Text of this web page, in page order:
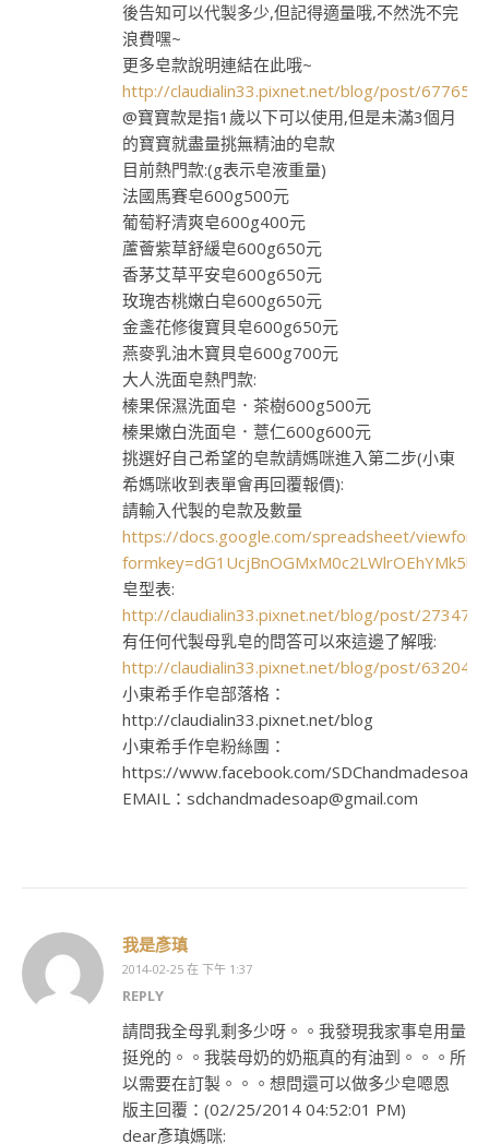
後告知可以代製多少,但記得適量哦,不然洗不完
浪費嘿~
更多皂款說明連結在此哦~
http://claudialin33.pixnet.net/blog/post/6776575
@寶寶款是指1歲以下可以使用,但是未滿3個月
的寶寶就盡量挑無精油的皂款
目前熱門款:(g表示皂液重量)
法國馬賽皂600g500元
葡萄籽清爽皂600g400元
蘆薈紫草舒緩皂600g650元
香茅艾草平安皂600g650元
玫瑰杏桃嫩白皂600g650元
金盞花修復寶貝皂600g650元
燕麥乳油木寶貝皂600g700元
大人洗面皂熱門款:
榛果保濕洗面皂．茶樹600g500元
榛果嫩白洗面皂．薏仁600g600元
挑選好自己希望的皂款請媽咪進入第二步(小東
希媽咪收到表單會再回覆報價):
請輸入代製的皂款及數量
https://docs.google.com/spreadsheet/
皂型表:
http://claudialin33.pixnet.net/blog/post/
有任何代製母乳皂的問答可以來這邊了解哦:
http://claudialin33.pixnet.net/blog/post/6320446
小東希手作皂部落格：
http://claudialin33.pixnet.net/blog
小東希手作皂粉絲團：
https://www.facebook.com/SDChandmadesoap
EMAIL：sdchandmadesoap@gmail.com
我是彥瑱
2014-02-25 在 下午 1:37
REPLY
請問我全母乳剩多少呀。。我發現我家事皂用量
挺兇的。。我裝母奶的奶瓶真的有油到。。。所
以需要在訂製。。。想問還可以做多少皂嗯恩
版主回覆：(02/25/2014 04:52:01 PM)
dear彥瑱媽咪: